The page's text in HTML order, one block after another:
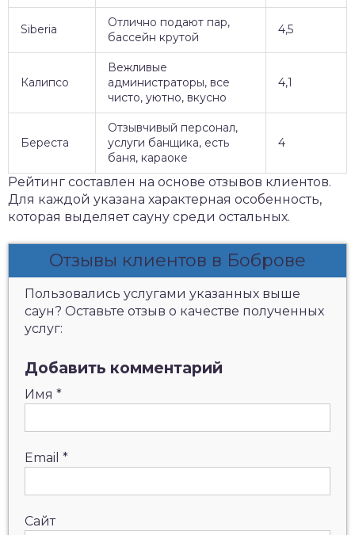
Siberia
Отлично подают пар,
бассейн крутой
4,5
Калипсо
Вежливые
администраторы, все
чисто, уютно, вкусно
4,1
Береста
Отзывчивый персонал,
услуги банщика, есть
баня, караоке
4
Рейтинг составлен на основе отзывов клиентов.
Для каждой указана характерная особенность,
которая выделяет сауну среди остальных.
Отзывы клиентов в Боброве
Пользовались услугами указанных выше
саун? Оставьте отзыв о качестве полученных
услуг:
Добавить комментарий
Имя *
Email *
Сайт